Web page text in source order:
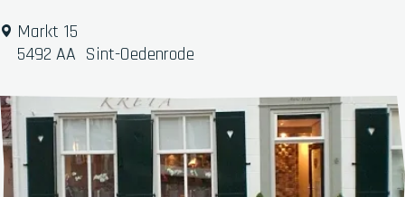
i
T
p
e
r
j
Markt 15
5492 AA Sint-Oedenrode